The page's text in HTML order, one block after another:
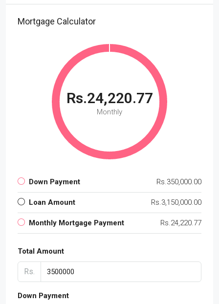
Mortgage Calculator
Rs.24,220.77
Monthly
Down Payment Rs.350,000.00
Loan Amount Rs.3,150,000.00
Monthly Mortgage Payment Rs.24,220.77
Total Amount
Rs.
Down Payment